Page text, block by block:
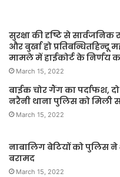
सुरक्षा की दृष्टि से सार्वजनिक
और बुर्खा हो प्रतिबन्धितहिन्दू
मामले में हाईकोर्ट के निर्णय
March 15, 2022
बाईक चोर गैंग का पर्दाफश,
नरैनी थाना पुलिस को मिली
March 15, 2022
नाबालिग बेटियों को पुलिस
बरामद
March 15, 2022